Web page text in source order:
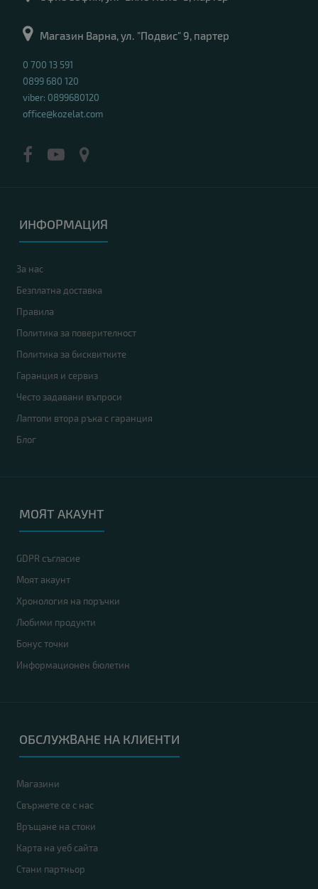
Магазин Варна, ул. "Подвис" 9, партер
0 700 13 591
0899 680 120
viber: 0899680120
office@kozelat.com
ИНФОРМАЦИЯ
За нас
Безплатна доставка
Правила
Политика за поверителност
Политика за бисквитките
Гаранция и сервиз
Често задавани въпроси
Лаптопи втора ръка с гаранция
Блог
МОЯТ АКАУНТ
GDPR съгласие
Моят акаунт
Хронология на поръчки
Любими продукти
Бонус точки
Информационен бюлетин
ОБСЛУЖВАНЕ НА КЛИЕНТИ
Магазини
Свържете се с нас
Връщане на стоки
Карта на уеб сайта
Стани партньор